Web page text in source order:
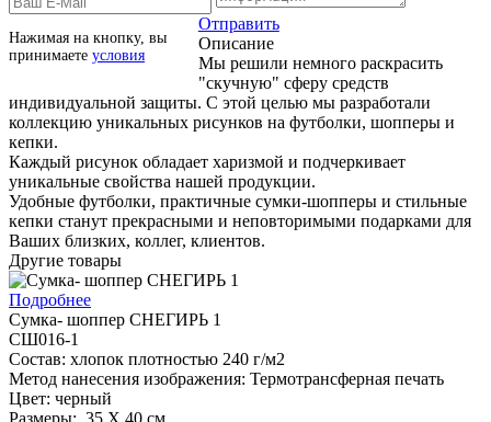
Нажимая на кнопку, вы
принимаете условия
Отправить
Описание
Мы решили немного раскрасить
"скучную" сферу средств
индивидуальной защиты. С этой целью мы разработали
коллекцию уникальных рисунков на футболки, шопперы и
кепки.
Каждый рисунок обладает харизмой и подчеркивает
уникальные свойства нашей продукции.
Удобные футболки, практичные сумки-шопперы и стильные
кепки станут прекрасными и неповторимыми подарками для
Ваших близких, коллег, клиентов.
Другие товары
Подробнее
Сумка- шоппер СНЕГИРЬ 1
СШ016-1
Состав: хлопок плотностью 240 г/м2
Метод нанесения изображения: Термотрансферная печать
Цвет: черный
Размеры: 35 Х 40 см